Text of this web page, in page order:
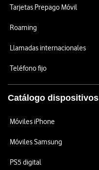
Tarjetas Prepago Móvil
Roaming
Llamadas internacionales
Teléfono fijo
Catálogo dispositivos
Móviles iPhone
Móviles Samsung
PS5 digital